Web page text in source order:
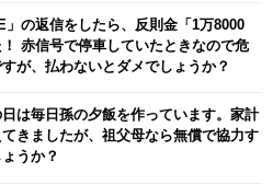
」の返信をしたら、反則金「1万8000
赤信号で停車していたときなので危
が、払わないとダメでしょうか？
は毎日孫の夕飯を作っています。家計
きましたが、祖父母なら無償で協力す
うか？